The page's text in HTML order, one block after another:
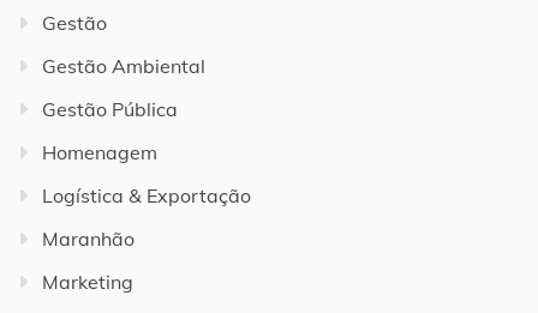
Gestão
Gestão Ambiental
Gestão Pública
Homenagem
Logística & Exportação
Maranhão
Marketing